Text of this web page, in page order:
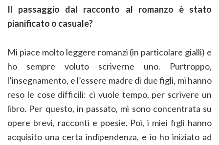
Il passaggio dal racconto al romanzo è stato
pianificato o casuale?
Mi piace molto leggere romanzi (in particolare gialli) e
ho sempre voluto scriverne uno. Purtroppo,
l’insegnamento, e l’essere madre di due figli, mi hanno
reso le cose difficili: ci vuole tempo, per scrivere un
libro. Per questo, in passato, mi sono concentrata su
opere brevi, racconti e poesie. Poi, i miei figli hanno
acquisito una certa indipendenza, e io ho iniziato ad